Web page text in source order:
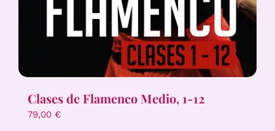
Clases de Flamenco Medio, 1-12
79,00 €